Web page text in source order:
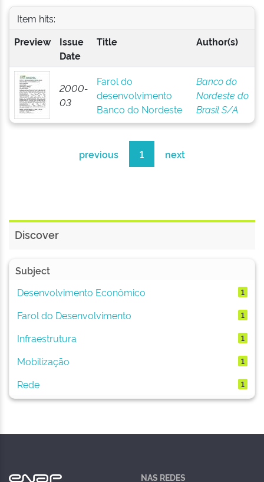
Item hits:
Preview
Issue
Date
Title Author(s)
2000-
03
Farol do
desenvolvimento
Banco do Nordeste
Banco do
Nordeste do
Brasil S/A
previous 1 next
Discover
Subject
Desenvolvimento Econômico
1
Farol do Desenvolvimento 1
Infraestrutura 1
Mobilização 1
Rede 1
NAS REDES